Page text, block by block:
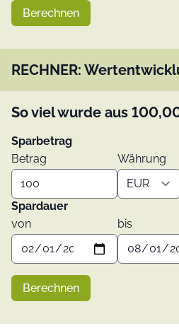
Berechnen
RECHNER:
So viel wurde aus
Sparbetrag
Betrag
Währung
Spardauer
von
bis
Berechnen